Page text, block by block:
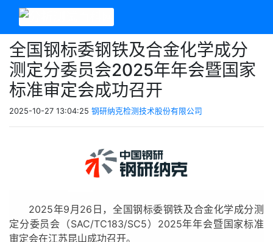
全国钢标委钢铁及合金化学成分
测定分委员会2025年年会暨国家
标准审定会成功召开
2025-10-27 13:04:25 钢研纳克检测技术股份有限公司
2025年9月26日，全国钢标委钢铁及合金化学成分测
定分委员会（SAC/TC183/SC5）2025年年会暨国家标准
审定会在江苏昆山成功召开。